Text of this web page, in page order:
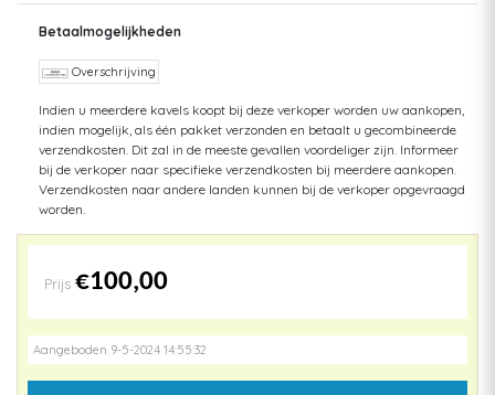
Betaalmogelijkheden
Overschrijving
Indien u meerdere kavels koopt bij deze verkoper worden uw aankopen,
indien mogelijk, als één pakket verzonden en betaalt u gecombineerde
verzendkosten. Dit zal in de meeste gevallen voordeliger zijn. Informeer
bij de verkoper naar specifieke verzendkosten bij meerdere aankopen.
Verzendkosten naar andere landen kunnen bij de verkoper opgevraagd
worden.
Prijs €100,00
Aangeboden 9-5-2024 14:55:32